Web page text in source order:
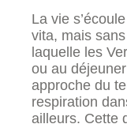
La vie
vita, mais
laquelle les
ou au
approche du
respiration
ailleurs. Cette